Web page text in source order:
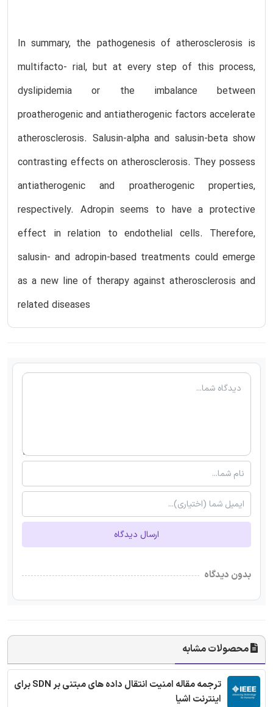
In summary, the pathogenesis of atherosclerosis is
multifacto- rial, but at every step of this process,
dyslipidemia or the imbalance between
proatherogenic and antiatherogenic factors accelerate
atherosclerosis. Salusin-alpha and salusin-beta show
contrasting effects on atherosclerosis. They possess
antiatherogenic and proatherogenic properties,
respectively. Adropin seems to have a protective
effect in relation to endothelial cells. Therefore,
salusin- and adropin-based treatments could emerge
as a new line of therapy against atherosclerosis and
related diseases
ارسال دیدگاه
بدون دیدگاه
محصولات مشابه
ترجمه مقاله امنیت انتقال داده های مبتنی بر SDN برای
اینترنت اشیا